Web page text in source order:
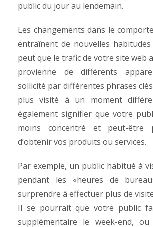
public du jour au lendemain.
Les changements dans le
entraînent de nouvelles
peut que le trafic de votre site web
provienne de différents
sollicité par différentes phrases
plus visité à un moment
également signifier que votre
moins concentré et peut-être
d’obtenir vos produits ou services.
Par exemple, un public habitué à
pendant les «heures de
surprendre à effectuer plus de
Il se pourrait que votre public
supplémentaire le week-end,